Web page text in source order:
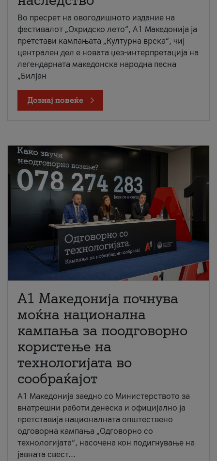
Во пресрет на овогодишното издание на
фестивалот „Охридско лето“, А1 Македонија ја
претстави кампањата „Културна врска“, чиј
централен дел е новата џез-интерпретација на
легендарната македонска народна песна
„Билјан
Дознај повеќе
A1 Македонија почнува
моќна национална
кампања за поодговорно
користење на
технологијата во
сообраќајот
A1 Македонија заедно со Министерството за
внатрешни работи денеска и официјално ја
претставија националната општествено
одговорна кампања „Одговорно со
технологијата“, насочена кон подигнување на
јавната свест...